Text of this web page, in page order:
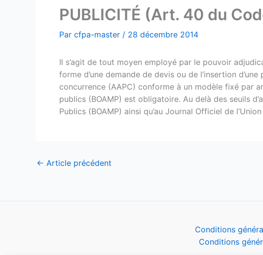
PUBLICITÉ (Art. 40 du
Par cfpa-master / 28 décembre 2014
Il s’agit de tout moyen employé par le pouvoir
forme d’une demande de devis ou de l’insertion
concurrence (AAPC) conforme à un modèle fixé par
publics (BOAMP) est obligatoire. Au delà des seuils
Publics (BOAMP) ainsi qu’au Journal Officiel de
← Article précédent
Conditions
Conditions